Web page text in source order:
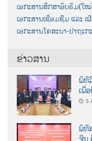
ເອກະສານສຶກສາອົບຮົມ(ໃ
ເອກະສານເຊື່ອມຊືມ ແລະ ເ
ເອກະສານໂຄສະນາ-ປາຖະກ
ຂ່າວສານ
ພິທີ
ເພື່
5
ພິທີ
ຈີນ